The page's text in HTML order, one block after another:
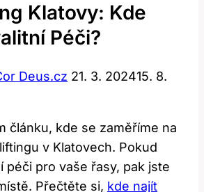
Klatovy: Kde
Péči?
Deus.cz 21. 3. 202415. 8.
článku, kde ⁢se⁣ zaměříme ​na
v Klatovech. Pokud
péči pro⁢ vaše řasy, pak jste
Přečtěte ⁣si, kde najít